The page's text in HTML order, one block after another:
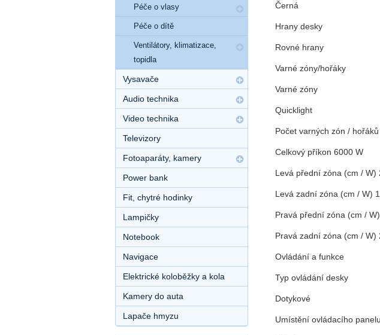
Černá
Hrany desky
Rovné hrany
Varné zóny/hořáky
Varné zóny
Quicklight
Počet varných zón /
Celkový příkon 6000 W
Levá přední zóna (cm / W)
Levá zadní zóna (cm / W)
Pravá přední zóna (cm /
Pravá zadní zóna (cm / W)
Ovládání a funkce
Typ ovládání desky
Dotykové
Umístění ovládacího panelu
Péče o vlasy
Péče o dítě
Ventilátory, klimatizace,
topidla
Vysavače
Audio technika
Video technika
Televizory
Fotoaparáty, kamery
Power bank
Fit, chytré hodinky
Lampičky
Notebook
Navigace
Elektrické koloběžky a kola
Kamery do auta
Lapače hmyzu